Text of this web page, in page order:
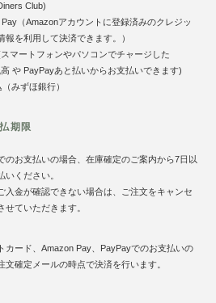
Club)
（Amazonアカウントに登録済みのクレジッ
報を利用して決済できます。）
マートフォンやパソコンでチャージした
や PayPayあと払いからお支払いできます)
みずほ銀行）
期限
のお支払いの場合、在庫確定のご案内から7日以
いください。
入金が確認できない場合は、ご注文をキャンセ
せていただきます。
カード、Amazon Pay、PayPayでのお支払いの
文確定メールの時点で決済を行います。